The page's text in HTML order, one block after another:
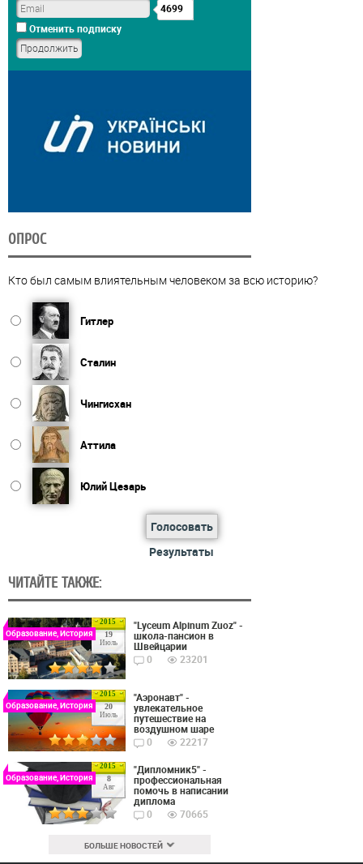
4699
Отменить подписку
ОПРОС
Кто был самым влиятельным человеком за всю историю?
Гитлер
Сталин
Чингисхан
Аттила
Юлий Цезарь
Голосовать
Результаты
ЧИТАЙТЕ ТАКЖЕ:
2015
19
Июль
Образование, История
"Lyceum Alpinum Zuoz" -
школа-пансион в
Швейцарии
0
23201
2015
20
Июль
Образование, История
"Аэронавт" -
увлекательное
путешествие на
воздушном шаре
0
22217
2015
8
Авг
Образование, История
"Дипломник5" -
профессиональная
помочь в написании
диплома
0
70665
БОЛЬШЕ НОВОСТЕЙ